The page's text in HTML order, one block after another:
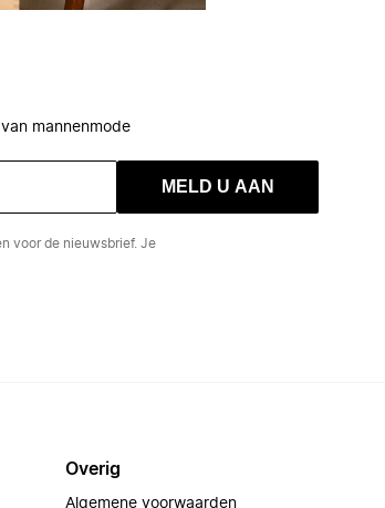
van mannenmode
MELD U AAN
voor de nieuwsbrief. Je
Overig
Algemene voorwaarden